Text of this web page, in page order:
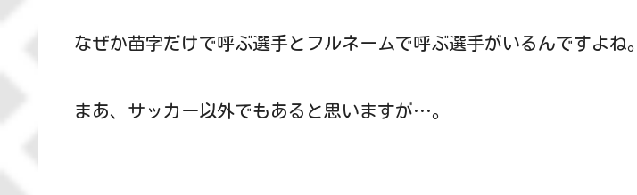
なぜか苗字だけで呼ぶ選手とフルネームで呼ぶ選手がいるんですよね。
まあ、サッカー以外でもあると思いますが…。